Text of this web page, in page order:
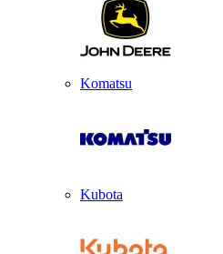
Komatsu
Kubota